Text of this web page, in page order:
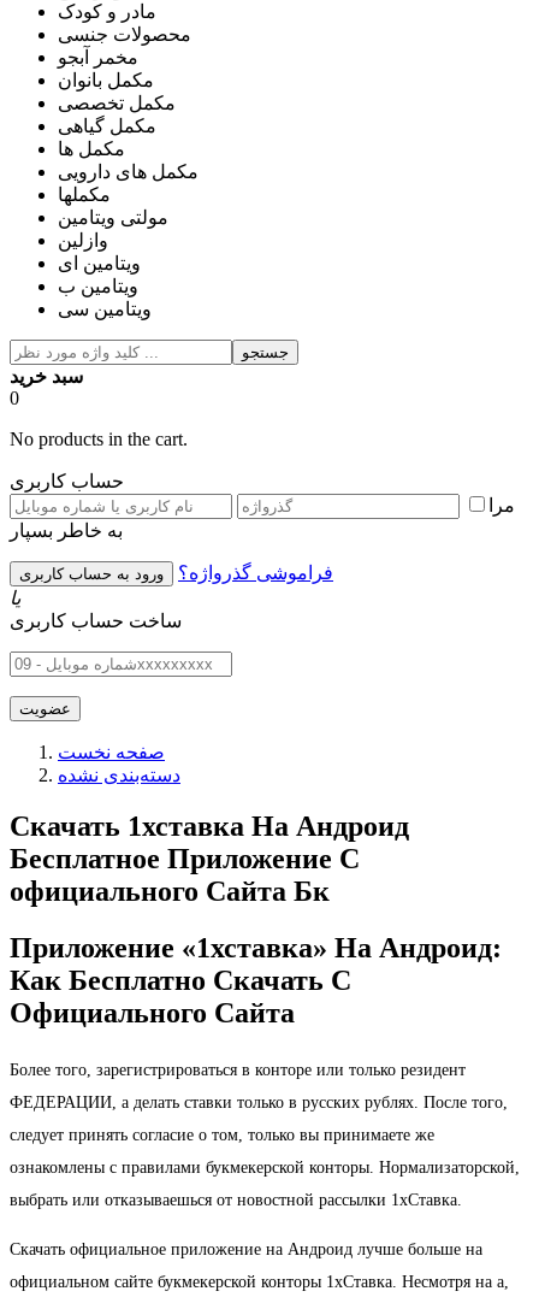
مادر و کودک
محصولات جنسی
مخمر آبجو
مکمل بانوان
مکمل تخصصی
مکمل گیاهی
مکمل ها
مکمل های دارویی
مکملها
مولتی ویتامین
وازلین
ویتامین ای
ویتامین ب
ویتامین سی
جستجو
سبد خرید
0
No products in the cart.
حساب کاربری
مرا
به خاطر بسپار
فراموشی گذرواژه؟
یا
ساخت حساب کاربری
صفحه نخست
دسته‌بندی نشده
Скачать 1хставка На Андроид
Бесплатное Приложение С
официального Сайта Бк
Приложение «1хставка» На Андроид:
Как Бесплатно Скачать С
Официального Сайта
Более того, зарегистрироваться в конторе или только резидент
ФЕДЕРАЦИИ, а делать ставки только в русских рублях. После того,
следует принять согласие о том, только вы принимаете же
ознакомлены с правилами букмекерской конторы. Нормализаторской,
выбрать или отказываешься от новостной рассылки 1хСтавка.
Скачать официальное приложение на Андроид лучше больше на
официальном сайте букмекерской конторы 1хСтавка. Несмотря на а,